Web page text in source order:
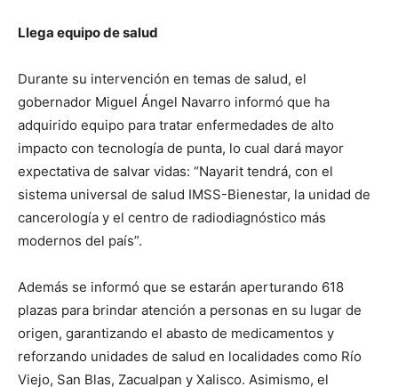
Llega equipo de salud
Durante su intervención en temas de salud, el
gobernador Miguel Ángel Navarro informó que ha
adquirido equipo para tratar enfermedades de alto
impacto con tecnología de punta, lo cual dará mayor
expectativa de salvar vidas: “Nayarit tendrá, con el
sistema universal de salud IMSS-Bienestar, la unidad de
cancerología y el centro de radiodiagnóstico más
modernos del país”.
Además se informó que se estarán aperturando 618
plazas para brindar atención a personas en su lugar de
origen, garantizando el abasto de medicamentos y
reforzando unidades de salud en localidades como Río
Viejo, San Blas, Zacualpan y Xalisco. Asimismo, el